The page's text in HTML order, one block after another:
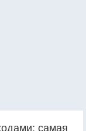
самая